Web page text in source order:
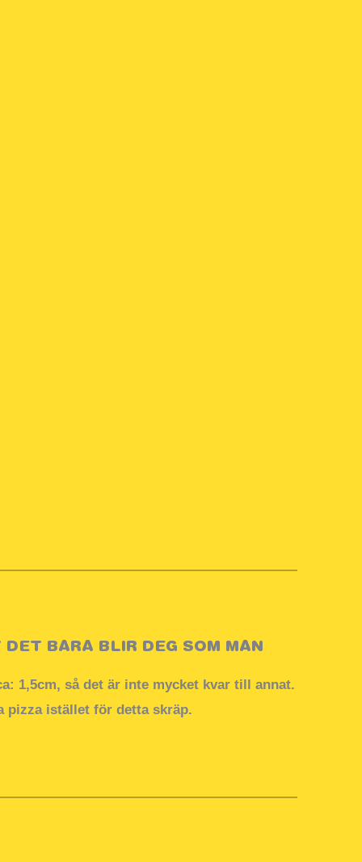
BARA BLIR DEG SOM MAN
1,5cm, så det är inte mycket kvar till annat.
pizza istället för detta skräp.